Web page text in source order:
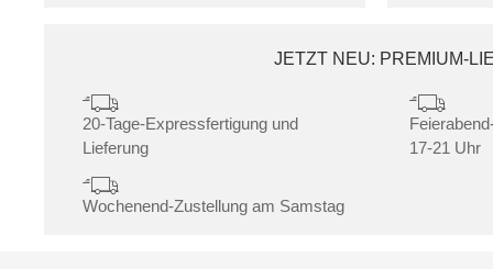
JETZT NEU: PREMIUM-
20-Tage-Expressfertigung und
Lieferung
17-21 Uhr
Wochenend-Zustellung am Samstag